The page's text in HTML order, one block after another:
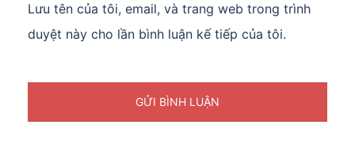
Lưu tên của tôi, email, và trang web trong trình
duyệt này cho lần bình luận kế tiếp của tôi.